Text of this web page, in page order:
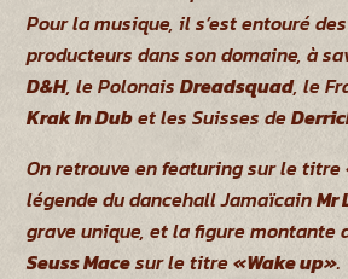
Pour la musique, il s’est entouré
producteurs dans son domaine, à
D&H, le PolonaisDreadsquad, le
Krak In Dubet les Suisses de
On retrouve en featuring sur le titre
légende du dancehall JamaïcainMr
grave unique, et la figure montante
Seuss Macesur le titre«Wake up».